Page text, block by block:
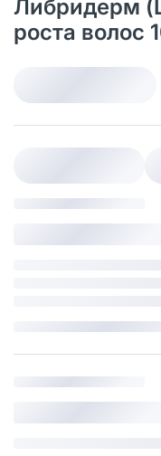
Либридерм
роста волос